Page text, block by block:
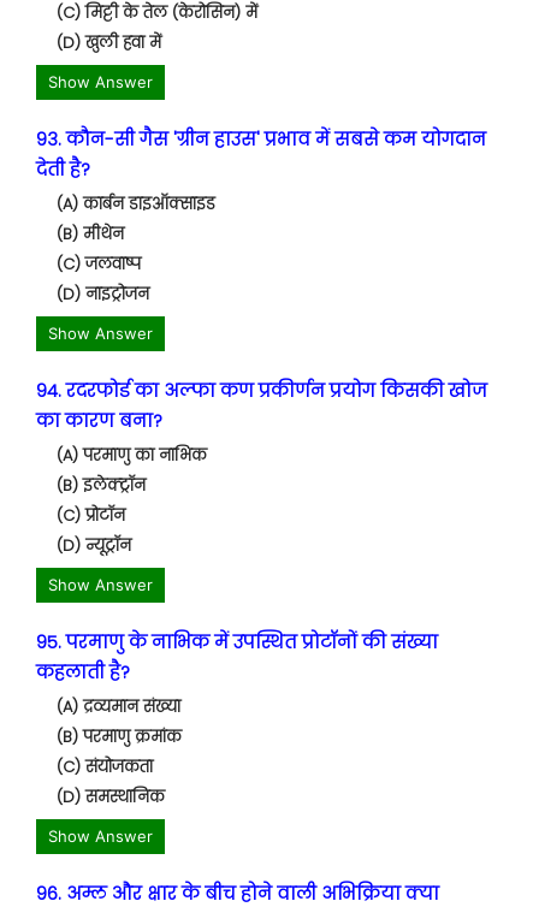
(C) मिट्टी के तेल (केरोसिन) में
(D) खुली हवा में
Show Answer
93. कौन-सी गैस 'ग्रीन हाउस' प्रभाव में सबसे कम योगदान
देती है?
(A) कार्बन डाइऑक्साइड
(B) मीथेन
(C) जलवाष्प
(D) नाइट्रोजन
Show Answer
94. रदरफोर्ड का अल्फा कण प्रकीर्णन प्रयोग किसकी खोज
का कारण बना?
(A) परमाणु का नाभिक
(B) इलेक्ट्रॉन
(C) प्रोटॉन
(D) न्यूट्रॉन
Show Answer
95. परमाणु के नाभिक में उपस्थित प्रोटॉनों की संख्या
कहलाती है?
(A) द्रव्यमान संख्या
(B) परमाणु क्रमांक
(C) संयोजकता
(D) समस्थानिक
Show Answer
96. अम्ल और क्षार के बीच होने वाली अभिक्रिया क्या